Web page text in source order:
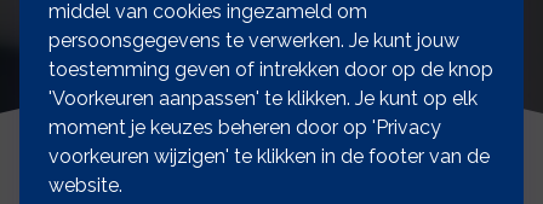
middel van cookies ingezameld om
persoonsgegevens te verwerken. Je kunt jouw
toestemming geven of intrekken door op de knop
'Voorkeuren aanpassen' te klikken. Je kunt op elk
moment je keuzes beheren door op 'Privacy
voorkeuren wijzigen' te klikken in de footer van de
website.